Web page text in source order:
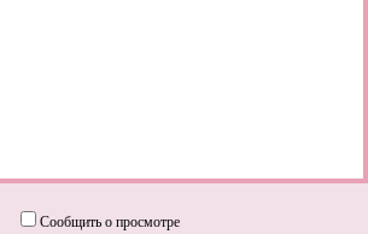
Сообщить о просмотре